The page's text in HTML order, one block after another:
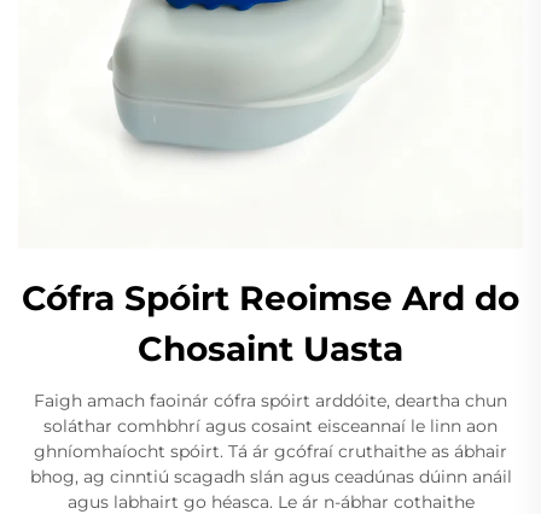
Cófra Spóirt Reoimse Ard do
Chosaint Uasta
Faigh amach faoinár cófra spóirt arddóite, deartha chun
soláthar comhbhrí agus cosaint eisceannaí le linn aon
ghníomhaíocht spóirt. Tá ár gcófraí cruthaithe as ábhair
bhog, ag cinntiú scagadh slán agus ceadúnas dúinn anáil
agus labhairt go héasca. Le ár n-ábhar cothaithe